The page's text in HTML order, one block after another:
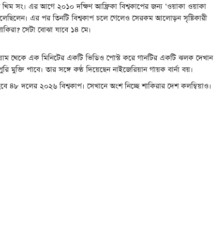
থিম সং। এর আগে ২০১০ দক্ষিণ আফ্রিকা বিশ্বকাপের জন্য ‘ওয়াকা ওয়াকা
এর পর তিনটি বিশ্বকাপ চলে গেলেও সেরকম আলোড়ন সৃষ্টিকারী
সেটা বোঝা যাবে ১৪ মে।
থেকে এক মিনিটের একটি ভিডিও পোস্ট করে গানটির একটি ঝলক দেখান
পাবে। তার সঙ্গে কণ্ঠ দিয়েছেন নাইজেরিয়ান গায়ক বার্না বয়।
দলের ২০২৬ বিশ্বকাপ। সেখানে অংশ নিচ্ছে শাকিরার দেশ কলম্বিয়াও।